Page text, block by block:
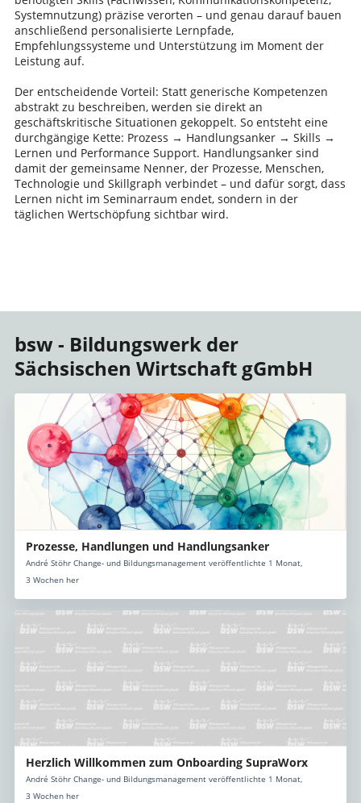
Systemnutzung) präzise verorten – und genau darauf bauen
anschließend personalisierte Lernpfade,
Empfehlungssysteme und Unterstützung im Moment der
Leistung auf.
Der entscheidende Vorteil: Statt generische Kompetenzen
abstrakt zu beschreiben, werden sie direkt an
geschäftskritische Situationen gekoppelt. So entsteht eine
durchgängige Kette: Prozess → Handlungsanker → Skills →
Lernen und Performance Support. Handlungsanker sind
damit der gemeinsame Nenner, der Prozesse, Menschen,
Technologie und Skillgraph verbindet – und dafür sorgt, dass
Lernen nicht im Seminarraum endet, sondern in der
täglichen Wertschöpfung sichtbar wird.
bsw - Bildungswerk der
Sächsischen Wirtschaft gGmbH
Prozesse, Handlungen und Handlungsanker
André Stöhr Change- und Bildungsmanagement veröffentlichte 1 Monat,
3 Wochen her
Herzlich Willkommen zum Onboarding SupraWorx
André Stöhr Change- und Bildungsmanagement veröffentlichte 1 Monat,
3 Wochen her